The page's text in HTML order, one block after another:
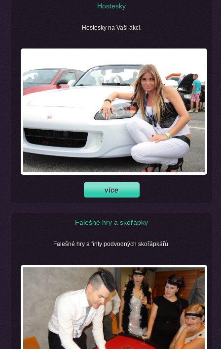
Hostesky
Hostesky na Vaši akci.
Falešné hry a skořápky
Falešné hry a finty podvodných skořápkářů.